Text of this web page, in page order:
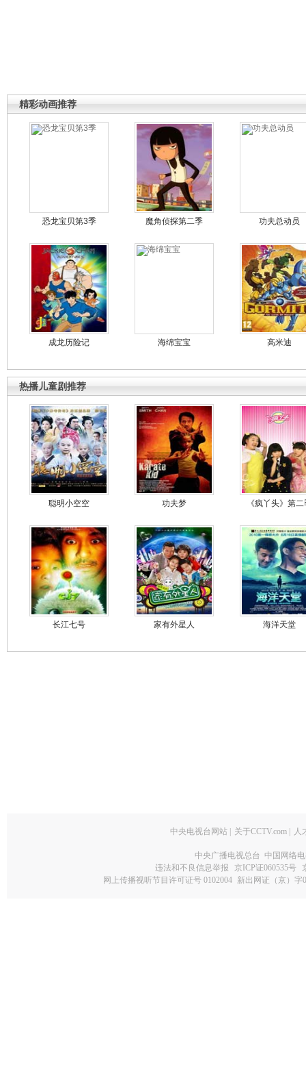
精彩动画推荐
恐龙宝贝第3季 魔角侦探第二季 功夫总动员
成龙历险记 海绵宝宝 高米迪
热播儿童剧推荐
聪明小空空 功夫梦 《疯丫头》第二
长江七号 家有外星人 海洋天堂
中央电视台网站 关于CCTV.com 人
中央广播电视总台 中国网络
违法和不良信息举报
京ICP证060535号
网上传播视听节目许可证号 0102004 新出网证（京）